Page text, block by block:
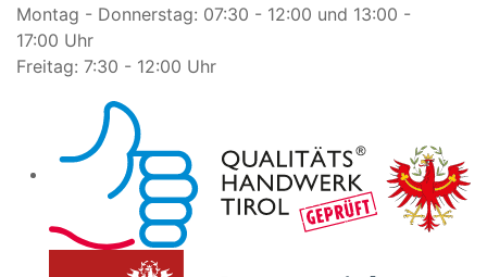
Montag - Donnerstag: 07:30 - 12:00 und 13:00 -
17:00 Uhr
Freitag: 7:30 - 12:00 Uhr